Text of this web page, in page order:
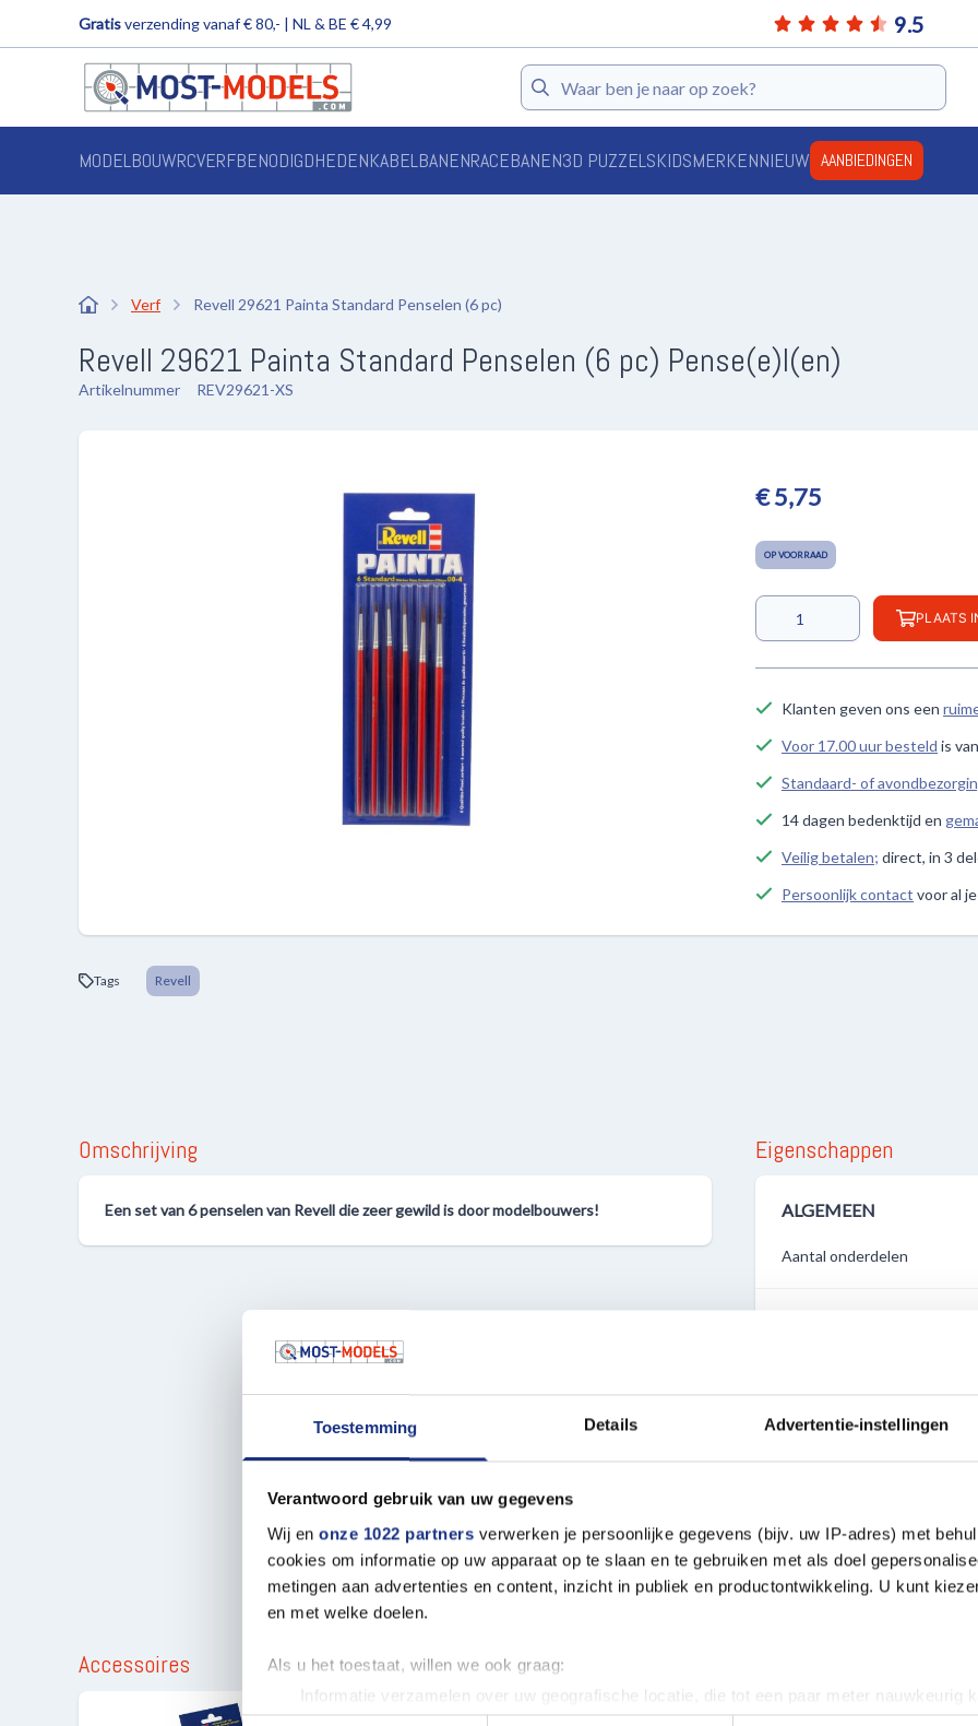
Toestemming Details Advertentie-instellingen
Verantwoord gebruik van uw gegevens
Wij en onze 1022 partners verwerken je persoonlijke gegevens (bijv. uw IP-adres) met
cookies om informatie op uw apparaat op te slaan en te gebruiken met als doel
metingen aan advertenties en content, inzicht in publiek en productontwikkeling. U kunt
en met welke doelen.
Als u het toestaat, willen we ook graag:
Informatie verzamelen over uw geografische locatie, die tot een paar meter nauwkeurig
Uw apparaat identificeren door het actief te scannen op specifieke eigenschappen
9.5
Gratisverzending vanaf € 80,- | NL & BE € 4,99
Zoeken
MODELBOUWRCVERFBENODIGDHEDENKABELBANENRACEBANEN3D PUZZELSKIDSMERKENNIEUW AANBIEDINGEN
Verf Revell 29621 Painta Standard Penselen (6 pc)
Revell 29621 Painta Standard Penselen (6 pc) Pense(e)l(en)
Artikelnummer REV29621-XS
€ 5,75
OP VOORRAAD
PLAATS
Klanten geven ons een
Voor 17.00 uur besteld is
Standaard- of
14 dagen bedenktijd en
Veilig betalen; direct, in 3
Persoonlijk contact voor al
Tags Revell
Omschrijving
Een set van 6 penselen van Revell die zeer gewild is door modelbouwers!
Eigenschappen
ALGEMEEN
Aantal onderdelen
Accessoires